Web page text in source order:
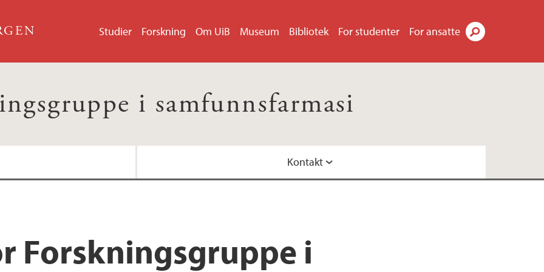
Studier Forskning Om UiB Museum Bibliotek For studenter For ansatte
i samfunnsfarmasi
utfordringer
Kontakt
Forskningsgruppe i